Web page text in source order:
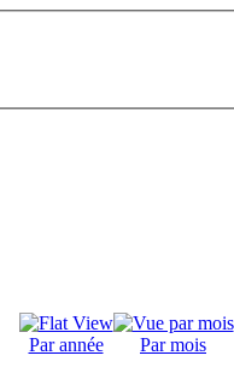
Par année Par mois